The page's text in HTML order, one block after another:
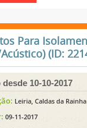
Para
(ID:
10-10-2017
Leiria, Caldas da Rainha
09-11-2017